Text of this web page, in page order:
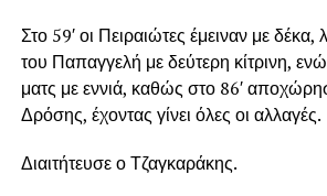
Στο 59′ οι Πειραιώτες έμειναν με
του Παπαγγελή με δεύτερη κίτρινη,
ματς με εννιά, καθώς στο 86′
Δρόσης, έχοντας γίνει όλες οι αλλαγές.
Διαιτήτευσε ο Τζαγκαράκης.